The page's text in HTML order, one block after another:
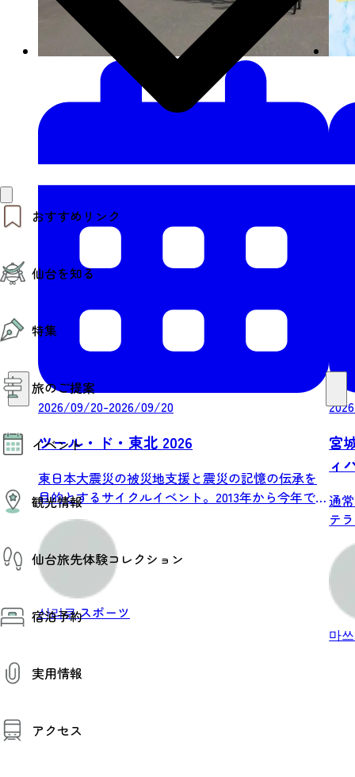
おすすめリンク
仙台夜時間
モデルコース
お知らせ
お得なチケット
仙台を知る
仙台の魅力
エリアガイド
復興に向けて
仙台から行く東北周遊旅
伝統的工芸品
特集
夜時間トピックス
旅のご提案
AIおまかせコース
みんなの旅行記
イベント
イベント情報
その他イベント情報（音楽・展示会）
スポーツ情報
コンベンション情報
観光情報
観光スポット
温泉
美味いもの
季節のイベント
プロスポーツチーム・プロオーケストラ
仙台の銘品
仙台観光マップ
仙台旅先体験コレクション
仙台旅先体験コレクション
体験プログラム検索（予約）
体験事業者
宿泊予約
実用情報
お役立ち情報
アクセス
2026/09/20-2026/09/20
ツール・ド・東北 2026
東日本大震災の被災地支援と震災の記憶の伝承を
目的とするサイクルイベント。2013年から今年で
산리쿠スポーツ
宮
ィ
通
テ
마